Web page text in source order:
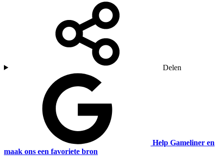
Delen
Help Gameliner en
maak ons een favoriete bron